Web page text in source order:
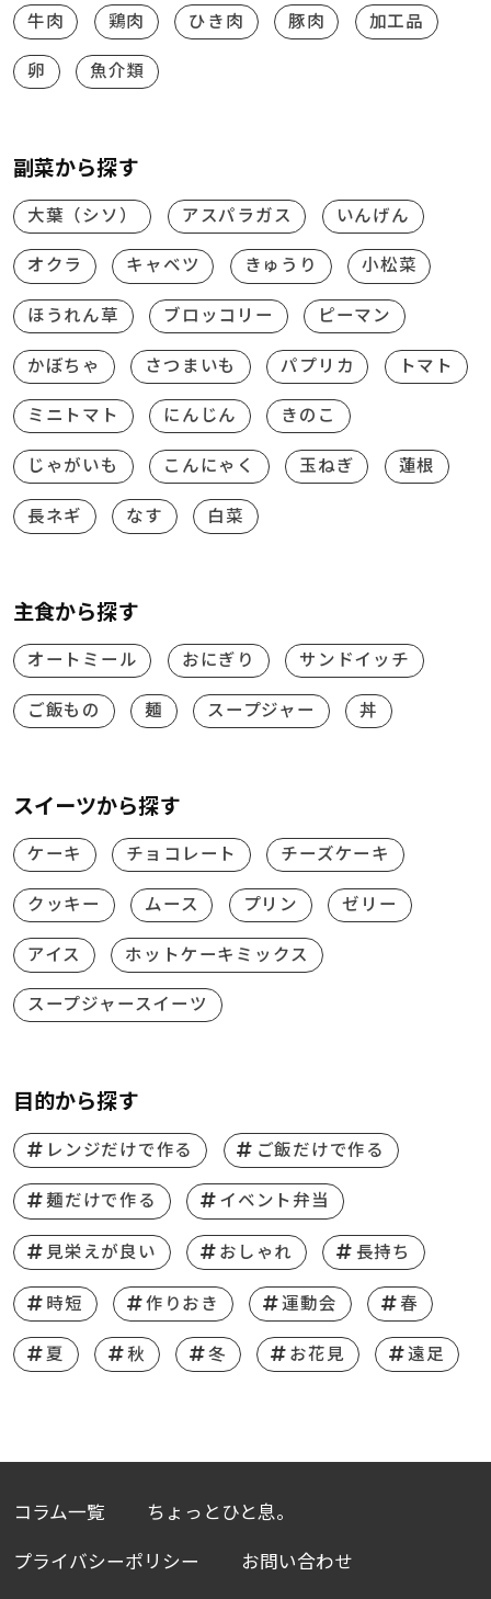
牛肉 鶏肉 ひき肉 豚肉 加工品
卵 魚介類
副菜から探す
大葉（シソ） アスパラガス いんげん
オクラ キャベツ きゅうり 小松菜
ほうれん草 ブロッコリー ピーマン
かぼちゃ さつまいも パプリカ トマト
ミニトマト にんじん きのこ
じゃがいも こんにゃく 玉ねぎ 蓮根
長ネギ なす 白菜
主食から探す
オートミール おにぎり サンドイッチ
ご飯もの 麺 スープジャー 丼
スイーツから探す
ケーキ チョコレート チーズケーキ
クッキー ムース プリン ゼリー
アイス ホットケーキミックス
スープジャースイーツ
目的から探す
レンジだけで作る ご飯だけで作る
麺だけで作る イベント弁当
見栄えが良い おしゃれ 長持ち
時短 作りおき 運動会 春
夏 秋 冬 お花見 遠足
コラム一覧 ちょっとひと息。
プライバシーポリシー お問い合わせ